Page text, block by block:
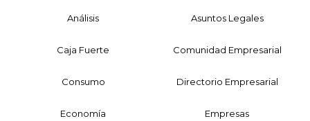
Análisis Asuntos Legales
Caja Fuerte Comunidad Empresarial
Consumo Directorio Empresarial
Economía Empresas